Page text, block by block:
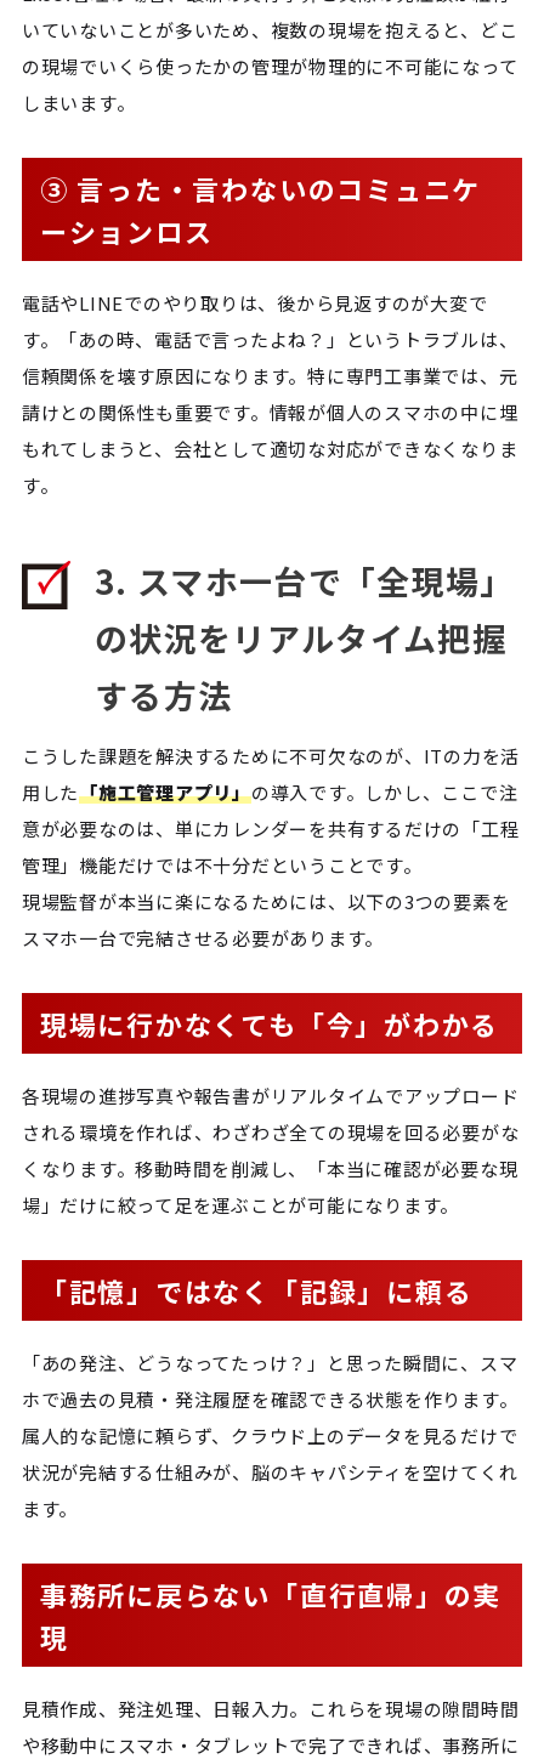
いていないことが多いため、複数の現場を抱えると、どこ
の現場でいくら使ったかの管理が物理的に不可能になって
しまいます。
③ 言った・言わないのコミュニケ
ーションロス
電話やLINEでのやり取りは、後から見返すのが大変で
す。「あの時、電話で言ったよね？」というトラブルは、
信頼関係を壊す原因になります。特に専門工事業では、元
請けとの関係性も重要です。情報が個人のスマホの中に埋
もれてしまうと、会社として適切な対応ができなくなりま
す。
3. スマホ一台で「全現場」
の状況をリアルタイム把握
する方法
こうした課題を解決するために不可欠なのが、ITの力を活
用した「施工管理アプリ」の導入です。しかし、ここで注
意が必要なのは、単にカレンダーを共有するだけの「工程
管理」機能だけでは不十分だということです。
現場監督が本当に楽になるためには、以下の3つの要素を
スマホ一台で完結させる必要があります。
現場に行かなくても「今」がわかる
各現場の進捗写真や報告書がリアルタイムでアップロード
される環境を作れば、わざわざ全ての現場を回る必要がな
くなります。移動時間を削減し、「本当に確認が必要な現
場」だけに絞って足を運ぶことが可能になります。
「記憶」ではなく「記録」に頼る
「あの発注、どうなってたっけ？」と思った瞬間に、スマ
ホで過去の見積・発注履歴を確認できる状態を作ります。
属人的な記憶に頼らず、クラウド上のデータを見るだけで
状況が完結する仕組みが、脳のキャパシティを空けてくれ
ます。
事務所に戻らない「直行直帰」の実
現
見積作成、発注処理、日報入力。これらを現場の隙間時間
や移動中にスマホ・タブレットで完了できれば、事務所に